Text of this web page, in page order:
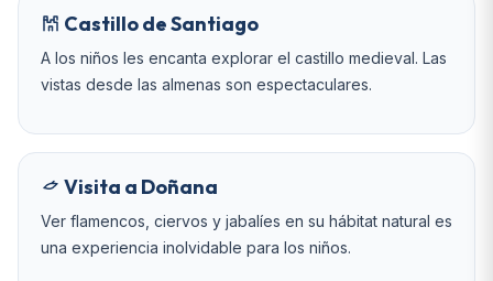
Castillo de Santiago
A los niños les encanta explorar el castillo medieval. Las
vistas desde las almenas son espectaculares.
Visita a Doñana
Ver flamencos, ciervos y jabalíes en su hábitat natural es
una experiencia inolvidable para los niños.